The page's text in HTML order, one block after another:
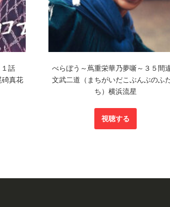
１話
碕真花
べらぼう～蔦重栄華乃夢噺～３５間
文武二道（まちがいだこぶんぶのふ
ち）横浜流星
視聴する